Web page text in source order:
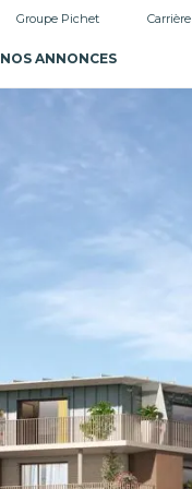
Groupe Pichet Carrière
NOS ANNONCES